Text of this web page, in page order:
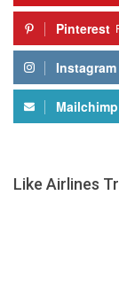
Pinterest
Instagram
Mailchimp
Like Airlines